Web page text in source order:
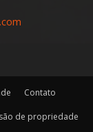
Contato
de propriedade